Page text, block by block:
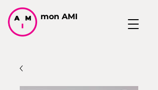
mon AMI